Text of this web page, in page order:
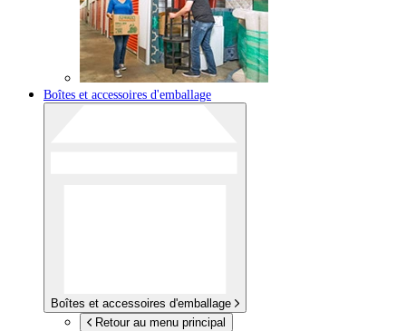
Boîtes et accessoires d'emballage
Boîtes et accessoires d'emballage
Retour au menu principal